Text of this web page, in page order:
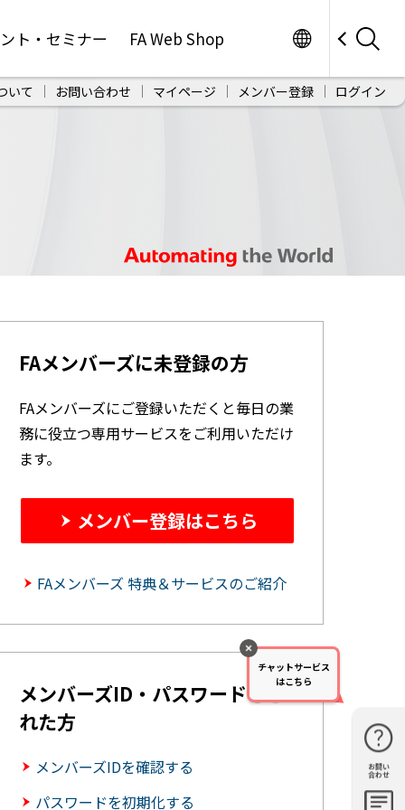
ト・セミナー FA Web Shop
いて お問い合わせ マイページ メンバー登録 ログイン
お問い
合わせ
購入・見
仕様・機
FAメンバーズに未登録の方
FAメンバーズにご登録いただくと毎日の業
務に役立つ専用サービスをご利用いただけ
ます。
メンバー登録はこちら
FAメンバーズ 特典＆サービスのご紹介
メンバーズID・パスワードを忘
れた方
メンバーズIDを確認する
パスワードを初期化する
チャットサービス
はこちら